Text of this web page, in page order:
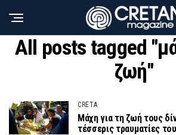
All posts tagged
ζωή"
CRETA
Μάχη για τη ζωή τους
τέσσερις τραυματίες